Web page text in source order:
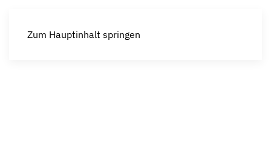
Zum Hauptinhalt springen